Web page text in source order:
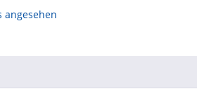
angesehen